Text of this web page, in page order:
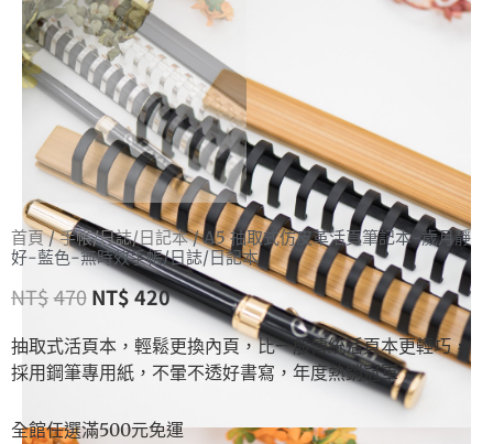
首頁/手帳/日誌/日記本/ A5 抽取式仿皮革活頁筆記本-歲月靜
好-藍色-無時效手帳/日誌/日記本
NT$470 NT$420
抽取式活頁本，輕鬆更換內頁，比一般傳統活頁本更輕巧，
採用鋼筆專用紙，不暈不透好書寫，年度熱銷冠軍
全館任選滿500元免運